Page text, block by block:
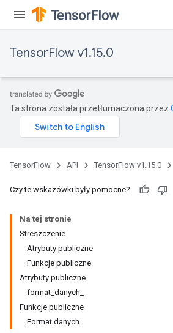
TensorFlow v1.15.0
Ta strona została przetłumaczona przez
TensorFlow API TensorFlow v1.15.0
Czy te wskazówki były pomocne?
Na tej stronie
Streszczenie
Atrybuty publiczne
Funkcje publiczne
Atrybuty publiczne
format_danych_
Funkcje publiczne
Format danych